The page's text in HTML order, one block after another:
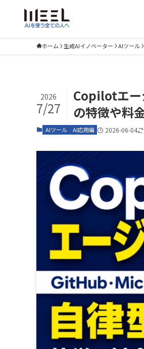
ホーム 生成AIイノベーター AIツール
Copilotエー
の特徴や料
2026
7/27
AIツール AI応用編 2026-06-04